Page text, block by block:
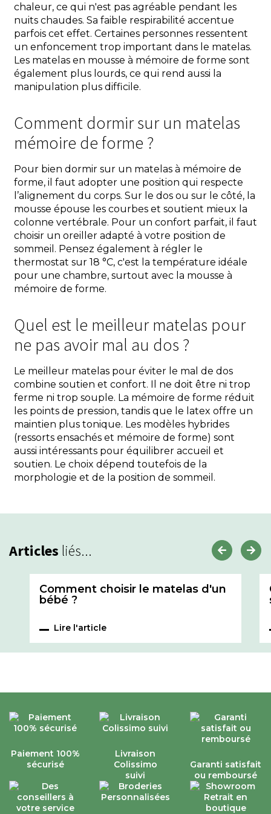
chaleur, ce qui n'est pas agréable pendant les
nuits chaudes. Sa faible respirabilité accentue
parfois cet effet. Certaines personnes ressentent
un enfoncement trop important dans le matelas.
Les matelas en mousse à mémoire de forme sont
également plus lourds, ce qui rend aussi la
manipulation plus difficile.
Comment dormir sur un matelas
mémoire de forme ?
Pour bien dormir sur un matelas à mémoire de
forme, il faut adopter une position qui respecte
l’alignement du corps. Sur le dos ou sur le côté, la
mousse épouse les courbes et soutient mieux la
colonne vertébrale. Pour un confort parfait, il faut
choisir un oreiller adapté à votre position de
sommeil. Pensez également à régler le
thermostat sur 18 °C, c'est la température idéale
pour une chambre, surtout avec la mousse à
mémoire de forme.
Quel est le meilleur matelas pour
ne pas avoir mal au dos ?
Le meilleur matelas pour éviter le mal de dos
combine soutien et confort. Il ne doit être ni trop
ferme ni trop souple. La mémoire de forme réduit
les points de pression, tandis que le latex offre un
maintien plus tonique. Les modèles hybrides
(ressorts ensachés et mémoire de forme) sont
aussi intéressants pour équilibrer accueil et
soutien. Le choix dépend toutefois de la
morphologie et de la position de sommeil.
Articles liés...
Comment choisir le matelas d'un
bébé ?
Lire l'article
Paiement 100%
sécurisé
Livraison
Colissimo
suivi
Garanti satisfait
ou remboursé